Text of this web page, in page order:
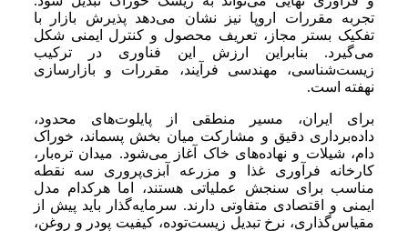
تجربه مقررات اروپا نیز نشان می‌دهد پذیرش بازار با
تفکیک بستر مجاز، تعریف محصول و کنترل ایمنی شکل
می‌گیرد. بنابراین ارزش این فناوری در ترکیب
زیست‌شناسی، مهندسی فرآیند، مقررات و بازارسازی
نهفته است.
برای ایران، مسیر منطقی از پایلوت‌های محدود،
داده‌برداری دقیق و مشارکت میان بخش پسماند، خوراک
دام، شیلات و نهاده‌های خاک آغاز می‌شود. میدان تره‌بار،
کارخانه فرآوری غذا و مزرعه آبزی‌پروری سه نقطه
مناسب برای سنجش عملیاتی هستند، اما هرکدام مدل
ایمنی و اقتصادی متفاوتی دارند. سرمایه‌گذار باید پیش از
مقیاس‌گذاری، نرخ تبدیل زیست‌توده، کیفیت پودر و روغن،